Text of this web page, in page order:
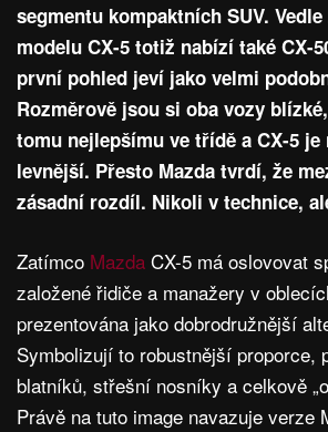
segmentu kompaktních SUV.
modelu CX-5 totiž nabízí také CX-
první pohled jeví jako velmi
Rozměrově jsou si oba vozy
tomu nejlepšímu ve třídě a CX-5 je
levnější. Přesto Mazda tvrdí, že
zásadní rozdíl. Nikoli v technice,
Zatímco Mazda CX-5 má oslovovat
založené řidiče a manažery v
prezentována jako dobrodružnější
Symbolizují to robustnější proporce,
blatníků, střešní nosníky a celkově
Právě na tuto image navazuje verze